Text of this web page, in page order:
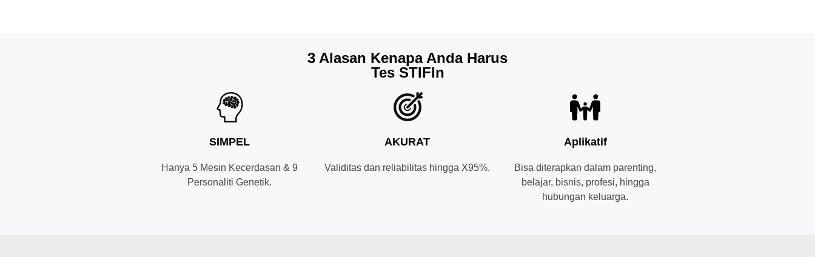
3 Alasan Kenapa Anda Harus
Tes STIFIn
SIMPEL
Hanya 5 Mesin Kecerdasan & 9
Personaliti Genetik.
AKURAT
Validitas dan reliabilitas hingga X95%.
Aplikatif
Bisa diterapkan dalam parenting,
belajar, bisnis, profesi, hingga
hubungan keluarga.